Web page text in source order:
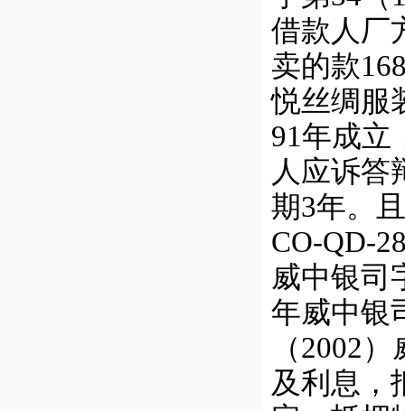
借款人厂
卖的款
悦丝绸服
91年成立
人应诉答
期3年。
CO-QD-
威中银司
年威中银
（2002
及利息，